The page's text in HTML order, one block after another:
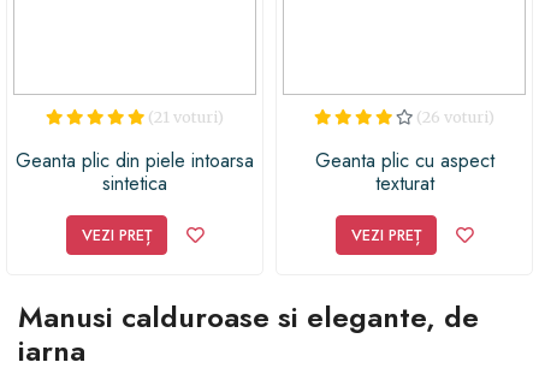
(21 voturi)
Geanta plic din piele intoarsa
sintetica
VEZI PREȚ
(26 voturi)
Geanta plic cu aspect
texturat
VEZI PREȚ
Manusi calduroase si elegante, de
iarna